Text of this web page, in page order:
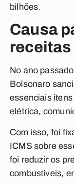
bilhões.
Causa
receitas
No ano
Bolsonaro
essenciais
elétrica,
Com isso, foi
ICMS sobre
foi reduzir os
combustíveis,